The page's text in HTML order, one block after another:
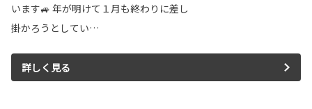
います🚙 年が明けて１月も終わりに差し
掛かろうとしてい…
詳しく見る